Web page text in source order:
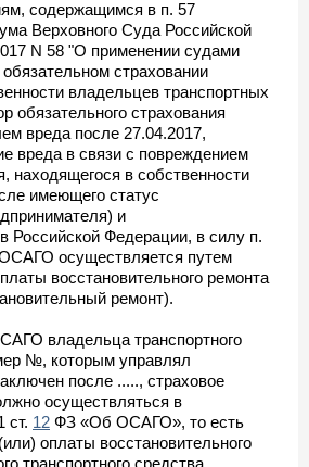
содержащимся в п. 57
Верховного Суда Российской
N 58 "О применении судами
страховании
владельцев транспортных
обязательного страхования
вреда после 27.04.2017,
вреда в связи с повреждением
находящегося в собственности
имеющего статус
и
в Российской Федерации, в силу п.
ОСАГО осуществляется путем
восстановительного ремонта
ремонт).
владельца транспортного
№, которым управлял
после ....., страховое
осуществляться в
ст. 12 ФЗ «Об ОСАГО», то есть
оплаты восстановительного
транспортного средства